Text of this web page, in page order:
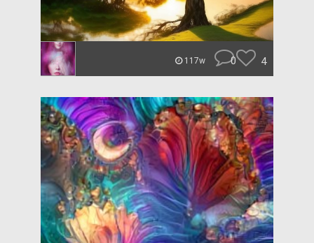
117w 0 4